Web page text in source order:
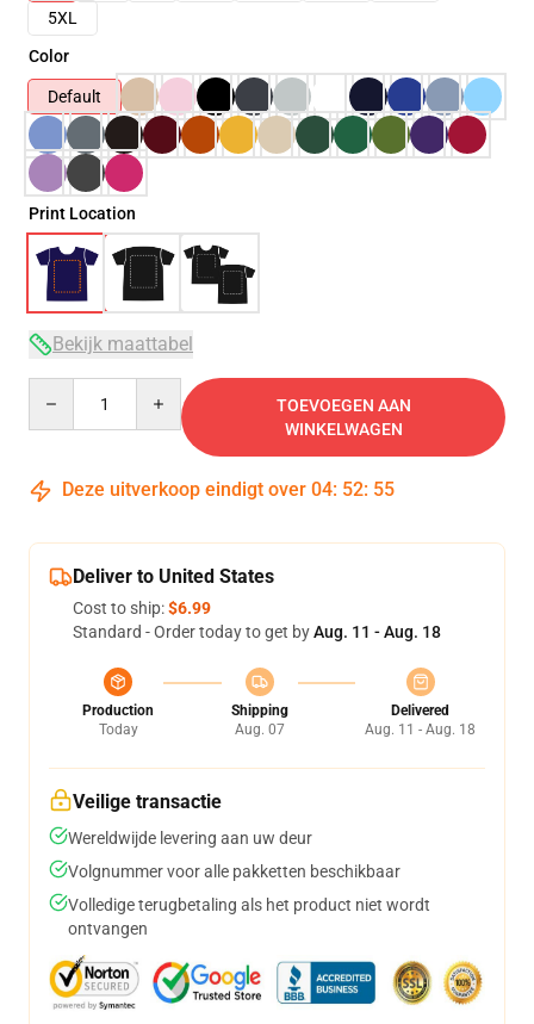
5XL
Color
Default
Print Location
Bekijk maattabel
TOEVOEGEN AAN
WINKELWAGEN
Deze uitverkoop eindigt over 04: 52: 54
Deliver to United States
Cost to ship:$6.99
Standard - Order today to get byAug. 11 - Aug. 18
Production
Today
Shipping
Aug. 07
Delivered
Aug. 11 - Aug. 18
Veilige transactie
Wereldwijde levering aan uw deur
Volgnummer voor alle pakketten beschikbaar
Volledige terugbetaling als het product niet wordt
ontvangen